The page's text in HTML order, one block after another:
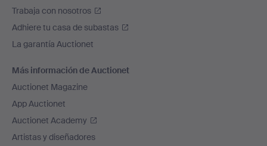
Trabaja con nosotros
Adhiere tu casa de subastas
La garantía Auctionet
Más información de Auctionet
Auctionet Magazine
App Auctionet
Auctionet Academy
Artistas y diseñadores